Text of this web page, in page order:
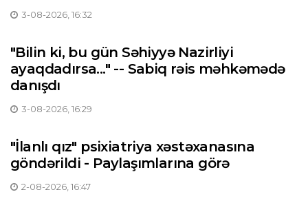
3-08-2026, 16:32
"Bilin ki, bu gün Səhiyyə Nazirliyi
ayaqdadırsa..." -- Sabiq rəis məhkəmədə
danışdı
3-08-2026, 16:29
"İlanlı qız" psixiatriya xəstəxanasına
göndərildi - Paylaşımlarına görə
2-08-2026, 16:47